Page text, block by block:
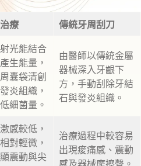
療 傳統牙周刮刀
光能結合
生能量，
囊袋清創
炎組織，
細菌量。
由醫師以傳統金屬
器械深入牙齦下
方，手動刮除牙結
石與發炎組織。
感較低，
對輕微，
震動與尖
治療過程中較容易
出現痠痛感、震動
感及器械摩擦聲。